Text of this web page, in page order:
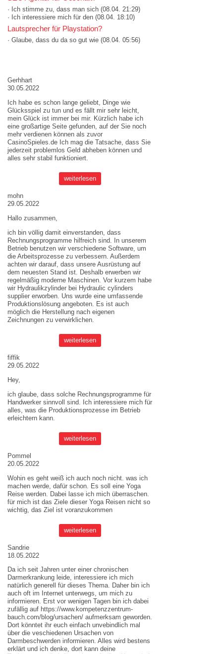
· Ich stimme zu, dass man sich (08.04. 21:29)
· Ich interessiere mich für den (08.04. 18:10)
Lautsprecher für Playstation?
· Glaube, dass du da so gut wie (08.04. 05:56)
Gerhhart
30.05.2022
Ich habe es schon lange geliebt, Dinge wie
Glücksspiel zu tun und es fällt mir sehr leicht,
mein Glück ist immer bei mir. Kürzlich habe ich
eine großartige Seite gefunden, auf der Sie noch
mehr verdienen können als zuvor
CasinoSpieles.de Ich mag die Tatsache, dass Sie
jederzeit problemlos Geld abheben können und
alles sehr stabil funktioniert.
weiterlesen
mohn
29.05.2022
Hallo zusammen,
ich bin völlig damit einverstanden, dass
Rechnungsprogramme hilfreich sind. In unserem
Betrieb benutzen wir verschiedene Software, um
die Arbeitsprozesse zu verbessern. Außerdem
achten wir darauf, dass unsere Ausrüstung auf
dem neuesten Stand ist. Deshalb erwerben wir
regelmäßig moderne Maschinen. Vor kurzem habe
wir Hydraulikzylinder bei Hydraulic cylinders
supplier erworben. Uns wurde eine umfassende
Produktionslösung angeboten. Es ist auch
möglich die Herstellung nach eigenen
Zeichnungen zu verwirklichen.
weiterlesen
fiffik
29.05.2022
Hey,
ich glaube, dass solche Rechnungsprogramme für
Handwerker sinnvoll sind. Ich interessiere mich für
alles, was die Produktionsprozesse im Betrieb
erleichtern kann.
weiterlesen
Pommel
20.05.2022
Wohin es geht weiß ich auch noch nicht. was ich
machen werde, dafür schon. Es soll eine Yoga
Reise werden. Dabei lasse ich mich überraschen.
für mich ist das Ziele dieser Yoga Reisen nicht so
wichtig, das Ziel ist voranzukommen
weiterlesen
Sandrie
18.05.2022
Da ich seit Jahren unter einer chronischen
Darmerkrankung leide, interessiere ich mich
natürlich generell für dieses Thema. Daher bin ich
auch oft im Internet unterwegs, um mich zu
informieren. Erst vor wenigen Tagen bin ich dabei
zufällig auf https://www.kompetenzzentrum-
bauch.com/blog/ursachen/ aufmerksam geworden.
Dort könntet ihr euch einfach unvebindlich mal
über die veschiedenen Ursachen von
Darmbeschwerden informieren. Alles wird bestens
erklärt und ich denke, dort kann deine